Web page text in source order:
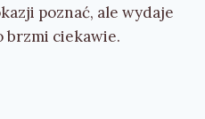
poznać, ale wydaje
brzmi ciekawie.